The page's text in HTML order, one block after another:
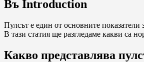
Въ Introduction
Пулсът е един от основните
В тази статия ще разгледаме какви са
Какво представлява